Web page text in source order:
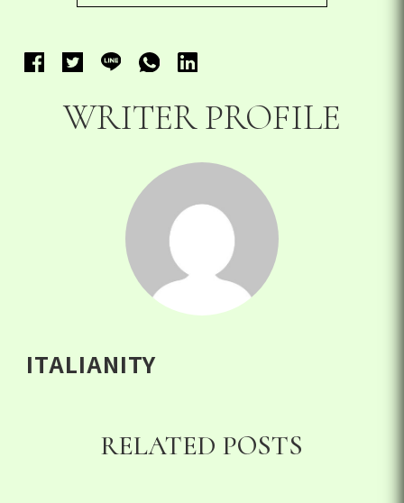
WRITER PROFILE
ITALIANITY
RELATED POSTS